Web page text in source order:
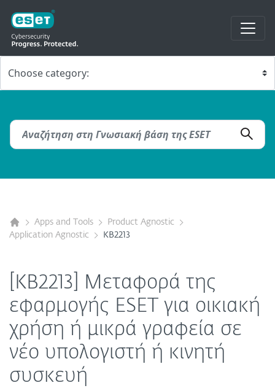
Apps and Tools
Product Agnostic
Application Agnostic
KB2213
[KB2213] Μεταφορά της
εφαρμογής ESET για οικιακή
χρήση ή μικρά γραφεία σε
νέο υπολογιστή ή κινητή
συσκευή